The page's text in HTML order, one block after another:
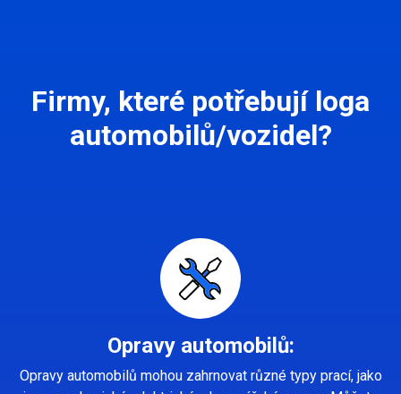
Firmy, které potřebují loga
automobilů/vozidel?
Opravy automobilů:
Opravy automobilů mohou zahrnovat různé typy prací, jako